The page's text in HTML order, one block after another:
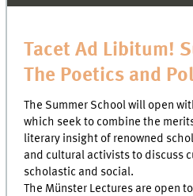
Tacet Ad Libitum!
The Poetics and
The Summer School will open
which seek to combine the
literary insight of renowned
and cultural activists to discuss
scholastic and social.
The Münster Lectures are open